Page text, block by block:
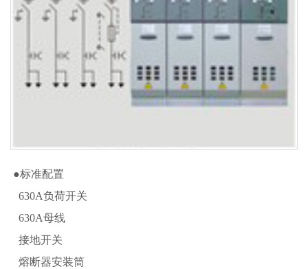
●标准配置
630A负荷开关
630A母线
接地开关
熔断器安装筒